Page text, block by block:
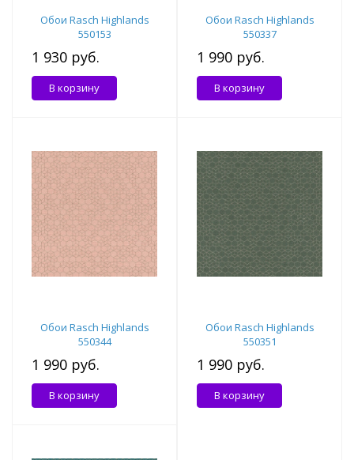
Обои Rasch Highlands
550153
1 930 руб.
В корзину
Обои Rasch Highlands
550337
1 990 руб.
В корзину
Обои Rasch Highlands
550344
1 990 руб.
В корзину
Обои Rasch Highlands
550351
1 990 руб.
В корзину